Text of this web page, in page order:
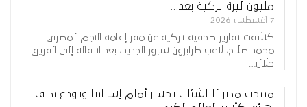
مليون ليرة تركية بعد…
7 أغسطس 2026
كشفت تقارير صحفية تركية عن مقر إقامة النجم المصري
محمد صلاح، لاعب طرابزون سبور الجديد، بعد انتقاله إلى الفريق
خلال…
منتخب مصر للناشئات يخسر أمام إسبانيا ويودع نصف